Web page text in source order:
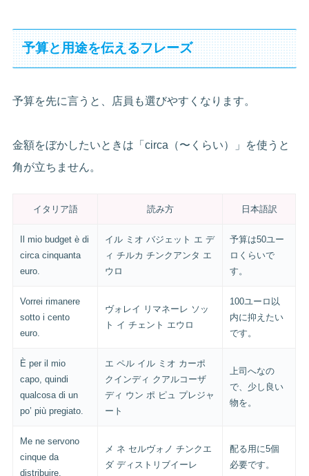
予算と用途を伝えるフレーズ
予算を先に言うと、店員も選びやすくなります。
金額をぼかしたいときは「circa（〜くらい）」を使うと
角が立ちません。
イタリア語 読み方 日本語訳
Il mio budget è di
circa cinquanta
euro.
イル ミオ バジェット エ デ
ィ チルカ チンクアンタ エ
ウロ
予算は50ユー
ロくらいで
す。
Vorrei rimanere
sotto i cento
euro.
ヴォレイ リマネーレ ソッ
ト イ チェント エウロ
100ユーロ以
内に抑えたい
です。
È per il mio
capo, quindi
qualcosa di un
po’ più pregiato.
エ ペル イル ミオ カーポ
クインディ クアルコーザ
ディ ウン ポ ピュ プレジャ
ート
上司へなの
で、少し良い
物を。
Me ne servono
cinque da
distribuire.
メ ネ セルヴォノ チンクエ
ダ ディストリブイーレ
配る用に5個
必要です。